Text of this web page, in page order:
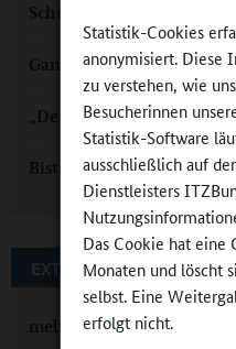
Statistik-Cookies
anonymisiert. Diese
zu verstehen, wie
Besucherinnen
Statistik-Software
ausschließlich auf
Dienstleisters
Das Cookie hat eine
Monaten und löscht
selbst. Eine
erfolgt nicht.
Schülerzeitung im
Ganztag am Rauhen Kulm:
„Der Ganztag ist eine
Bistum Augsburg:
EXTERNE LINKS
mebis